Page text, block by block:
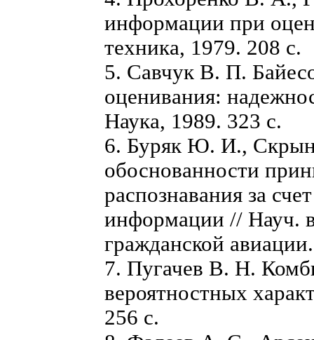
информации при
техника, 1979. 208 с.
5. Савчук В. П.
оценивания:
Наука, 1989. 323 с.
6. Буряк Ю. И.,
обоснованности
распознавания за
информации // Науч.
гражданской
7. Пугачев В. Н.
вероятностных
256 с.